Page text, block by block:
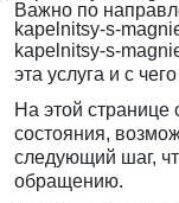
Важно по
kapelnitsy-s-
kapelnitsy-s-
эта услуга и с
На этой
состояния,
следующий шаг,
обращению.